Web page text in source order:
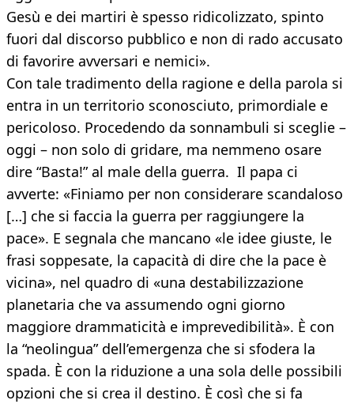
Gesù e dei martiri è spesso ridicolizzato, spinto
fuori dal discorso pubblico e non di rado accusato
di favorire avversari e nemici».
Con tale tradimento della ragione e della parola si
entra in un territorio sconosciuto, primordiale e
pericoloso. Procedendo da sonnambuli si sceglie –
oggi – non solo di gridare, ma nemmeno osare
dire “Basta!” al male della guerra. Il papa ci
avverte: «Finiamo per non considerare scandaloso
[…] che si faccia la guerra per raggiungere la
pace». E segnala che mancano «le idee giuste, le
frasi soppesate, la capacità di dire che la pace è
vicina», nel quadro di «una destabilizzazione
planetaria che va assumendo ogni giorno
maggiore drammaticità e imprevedibilità». È con
la “neolingua” dell’emergenza che si sfodera la
spada. È con la riduzione a una sola delle possibili
opzioni che si crea il destino. È così che si fa